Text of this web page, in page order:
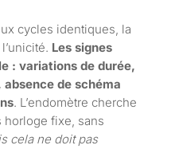
cycles identiques, la
Les signes
: variations de durée,
de schéma
. L’endomètre cherche
horloge fixe, sans
cela ne doit pas